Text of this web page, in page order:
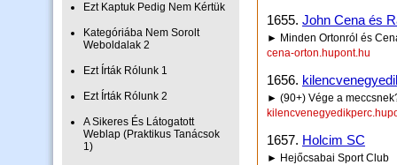
Ezt Kaptuk Pedig Nem Kértük
Kategóriába Nem Sorolt
Weboldalak 2
Ezt Írták Rólunk 1
Ezt Írták Rólunk 2
A Sikeres És Látogatott
Weblap (Praktikus Tanácsok
1)
1655. John Cena és
► Minden Ortonról és
cena-orton.hupont.hu
1656.
► (90+) Vége a
1657. Holcim SC
► Hejőcsabai Sport Club